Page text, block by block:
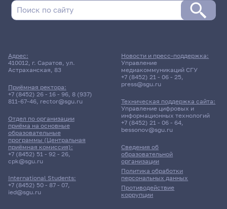
Адрес:
410012, г. Саратов, ул.
Астраханская, 83
Приёмная ректора:
+7 (8452) 26 - 16 - 96, 8 (937)
811-67-46, rector@sgu.ru
Отдел по организации
приёма на основные
образовательные
программы (Центральная
приёмная комиссия):
+7 (8452) 51 - 92 - 26,
cpk@sgu.ru
International Students:
+7 (8452) 50 - 87 - 07,
ied@sgu.ru
Сведения об
образовательной
организации
Политика обработки
персональных данных
Противодействие
коррупции
Новости и пресс-поддержка:
Управление
медиакоммуникаций СГУ
+7 (8452) 21 - 06 - 25,
press@sgu.ru
Техническая поддержка сайта:
Управление цифровых и
информационных технологий
+7 (8452) 21 - 06 - 64,
bessonov@sgu.ru